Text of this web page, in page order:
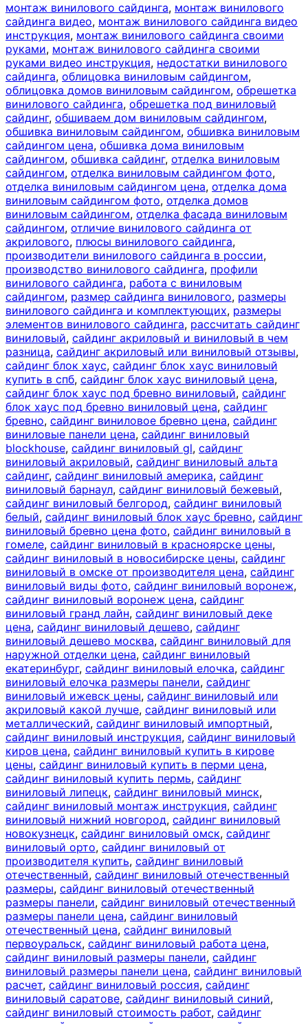
монтаж винилового сайдинга, монтаж винилового
сайдинга видео, монтаж винилового сайдинга видео
инструкция, монтаж винилового сайдинга своими
руками, монтаж винилового сайдинга своими
руками видео инструкция, недостатки винилового
сайдинга, облицовка виниловым сайдингом,
облицовка домов виниловым сайдингом, обрешетка
винилового сайдинга, обрешетка под виниловый
сайдинг, обшиваем дом виниловым сайдингом,
обшивка виниловым сайдингом, обшивка виниловым
сайдингом цена, обшивка дома виниловым
сайдингом, обшивка сайдинг, отделка виниловым
сайдингом, отделка виниловым сайдингом фото,
отделка виниловым сайдингом цена, отделка дома
виниловым сайдингом фото, отделка домов
виниловым сайдингом, отделка фасада виниловым
сайдингом, отличие винилового сайдинга от
акрилового, плюсы винилового сайдинга,
производители винилового сайдинга в россии,
производство винилового сайдинга, профили
винилового сайдинга, работа с виниловым
сайдингом, размер сайдинга винилового, размеры
винилового сайдинга и комплектующих, размеры
элементов винилового сайдинга, рассчитать сайдинг
виниловый, сайдинг акриловый и виниловый в чем
разница, сайдинг акриловый или виниловый отзывы,
сайдинг блок хаус, сайдинг блок хаус виниловый
купить в спб, сайдинг блок хаус виниловый цена,
сайдинг блок хаус под бревно виниловый, сайдинг
блок хаус под бревно виниловый цена, сайдинг
бревно, сайдинг виниловое бревно цена, сайдинг
виниловые панели цена, сайдинг виниловый
blockhouse, сайдинг виниловый gl, сайдинг
виниловый акриловый, сайдинг виниловый альта
сайдинг, сайдинг виниловый америка, сайдинг
виниловый барнаул, сайдинг виниловый бежевый,
сайдинг виниловый белгород, сайдинг виниловый
белый, сайдинг виниловый блок хаус бревно, сайдинг
виниловый бревно цена фото, сайдинг виниловый в
гомеле, сайдинг виниловый в красноярске цены,
сайдинг виниловый в новосибирске цены, сайдинг
виниловый в омске от производителя цена, сайдинг
виниловый виды фото, сайдинг виниловый воронеж,
сайдинг виниловый воронеж цена, сайдинг
виниловый гранд лайн, сайдинг виниловый деке
цена, сайдинг виниловый дешево, сайдинг
виниловый дешево москва, сайдинг виниловый для
наружной отделки цена, сайдинг виниловый
екатеринбург, сайдинг виниловый елочка, сайдинг
виниловый елочка размеры панели, сайдинг
виниловый ижевск цены, сайдинг виниловый или
акриловый какой лучше, сайдинг виниловый или
металлический, сайдинг виниловый импортный,
сайдинг виниловый инструкция, сайдинг виниловый
киров цена, сайдинг виниловый купить в кирове
цены, сайдинг виниловый купить в перми цена,
сайдинг виниловый купить пермь, сайдинг
виниловый липецк, сайдинг виниловый минск,
сайдинг виниловый монтаж инструкция, сайдинг
виниловый нижний новгород, сайдинг виниловый
новокузнецк, сайдинг виниловый омск, сайдинг
виниловый орто, сайдинг виниловый от
производителя купить, сайдинг виниловый
отечественный, сайдинг виниловый отечественный
размеры, сайдинг виниловый отечественный
размеры панели, сайдинг виниловый отечественный
размеры панели цена, сайдинг виниловый
отечественный цена, сайдинг виниловый
первоуральск, сайдинг виниловый работа цена,
сайдинг виниловый размеры панели, сайдинг
виниловый размеры панели цена, сайдинг виниловый
расчет, сайдинг виниловый россия, сайдинг
виниловый саратове, сайдинг виниловый синий,
сайдинг виниловый стоимость работ, сайдинг